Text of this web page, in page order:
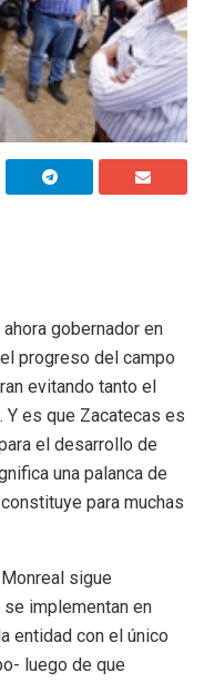
gobernador en
progreso del campo
evitando tanto el
Y es que Zacatecas es
el desarrollo de
una palanca de
para muchas
sigue
implementan en
entidad con el único
luego de que